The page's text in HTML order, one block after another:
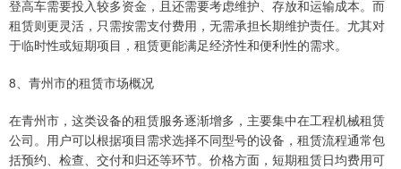
登高车需要投入较多资金，且还需要考虑维护、存放和运输成本。而
租赁则更灵活，只需按需支付费用，无需承担长期维护责任。尤其对
于临时性或短期项目，租赁更能满足经济性和便利性的需求。
8、青州市的租赁市场概况
在青州市，这类设备的租赁服务逐渐增多，主要集中在工程机械租赁
公司。用户可以根据项目需求选择不同型号的设备，租赁流程通常包
括预约、检查、交付和归还等环节。价格方面，短期租赁日均费用可